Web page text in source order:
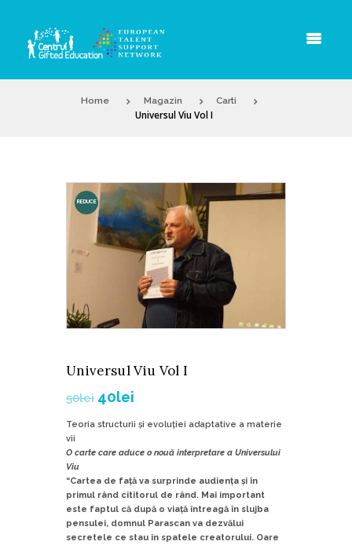
Home Magazin Carti
Universul Viu Vol I
REDUCE
Universul Viu Vol I
50lei 40lei
Teoria structurii și evoluției adaptative a materie
vii
O carte care aduce o nouă interpretare a Universului
Viu
“Cartea de față va surprinde audiența și în
primul rând cititorul de rând. Mai important
este faptul că după o viață întreagă în slujba
pensulei, domnul Parascan va dezvălui
secretele ce stau în spatele creatorului. Oare